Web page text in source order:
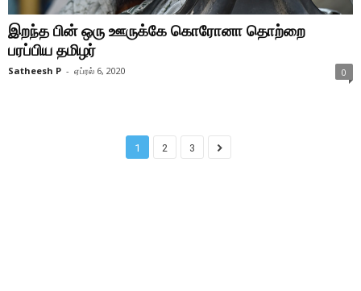
இறந்த பின் ஒரு ஊருக்கே கொரோனா தொற்றை
பரப்பிய தமிழர்
Satheesh P - ஏப்ரல் 6, 2020 0
1 2 3